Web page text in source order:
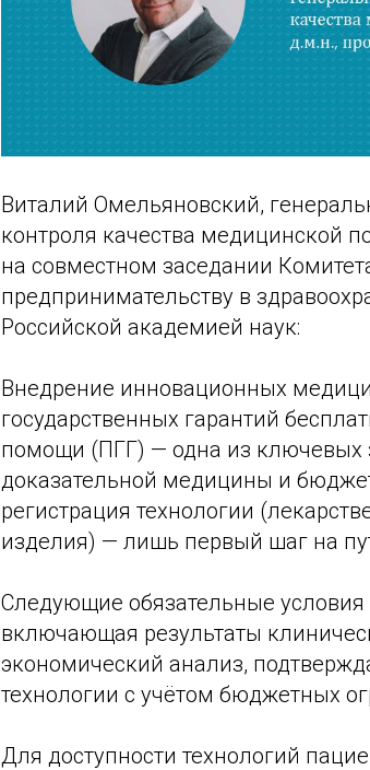
Виталий Омельяновский,
контроля качества медицинской
на совместном заседании
предпринимательству в
Российской академией наук:
Внедрение инновационных
государственных гарантий
помощи (ПГГ) — одна из ключевых
доказательной медицины и
регистрация технологии
изделия) — лишь первый шаг на
Следующие обязательные
включающая результаты
экономический анализ,
технологии с учётом бюджетных
Для доступности технологий